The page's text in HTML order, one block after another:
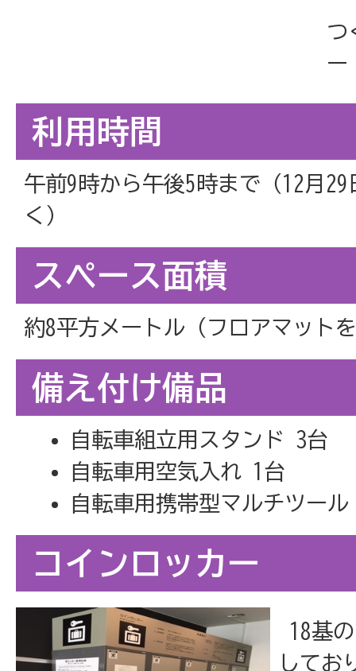
つ
ー
利用時間
午前9時から午後5時まで（12月
く）
スペース面積
約8平方メートル（フロアマット
備え付け備品
自転車組立用スタンド 3台
自転車用空気入れ 1台
自転車用携帯型マルチツー
コインロッカー
18基
してお